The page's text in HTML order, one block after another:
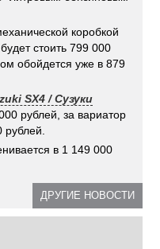
коробкой
стоить 799 000
обойдется уже в 879
SX4 / Сузуки
рублей, за вариатор
в 1 149 000
ДРУГИЕ НОВОСТИ